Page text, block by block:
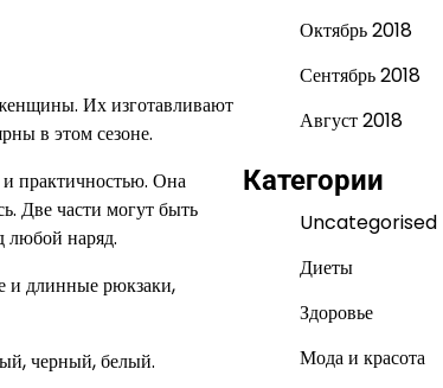
Их изготавливают
в этом сезоне.
и практичностью. Она
Две части могут быть
любой наряд.
и длинные рюкзаки,
черный, белый.
Октябрь 2018
Сентябрь 2018
Август 2018
Категории
Uncategorised
Диеты
Здоровье
Мода и красота